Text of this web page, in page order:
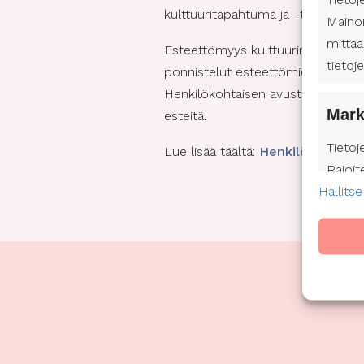
kulttuuritapahtuma ja -tila ottaisi
Esteettömyys kulttuurimenossa
ponnistelut esteettömien
Henkilökohtaisen avustajan
esteitä.
Lue lisää täältä: